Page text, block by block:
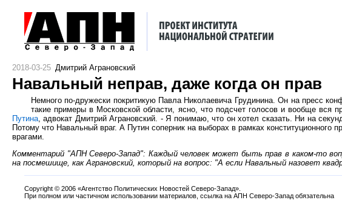
2018-03-25 Дмитрий Аграновский
Навальный неправ, даже когда он прав
Немного по-дружески покритикую Павла Николаевича Грудинина. Он на пресс
такие примеры в Московской области, ясно, что подсчет голосов и вообще вся
Путина, адвокат Дмитрий Аграновский. - Я понимаю, что он хотел сказать. Ни на
Потому что Навальный враг. А Путин соперник на выборах в рамках конституционного
врагами.
Комментарий "АПН Северо-Запад": Каждый человек может быть прав в каком-то
на посмешище, как Аграновский, который на вопрос: "А если Навальный назовет
Copyright © 2006 «Агентство Политических Новостей Северо-Запад».
При полном или частичном использовании материалов, ссылка на АПН Северо-Запад обязательна